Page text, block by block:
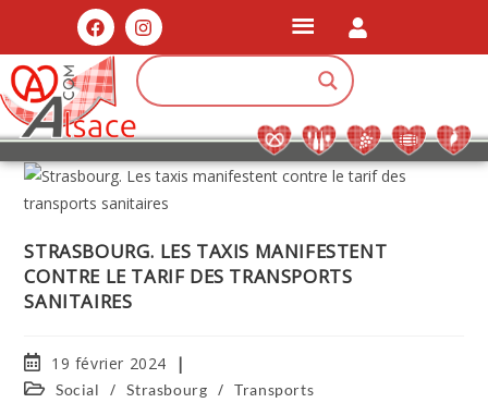
STRASBOURG. LES TAXIS MANIFESTENT
CONTRE LE TARIF DES TRANSPORTS
SANITAIRES
19 février 2024
Social / Strasbourg / Transports